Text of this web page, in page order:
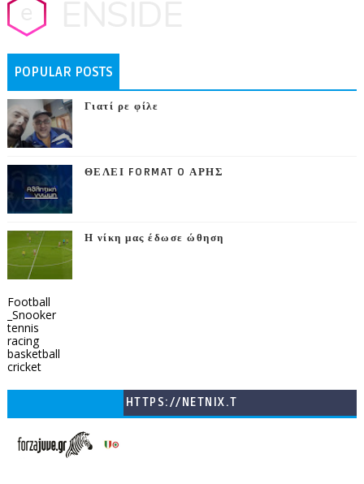
POPULAR POSTS
Γιατί ρε φίλε
ΘΕΛΕΙ FORMAT O ΑΡΗΣ
Η νίκη μας έδωσε ώθηση
Football
_Snooker
tennis
racing
basketball
cricket
HTTPS://NETNIX.T